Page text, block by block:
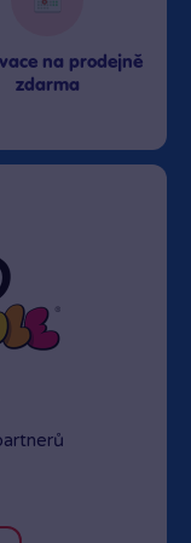
na prodejně
zdarma